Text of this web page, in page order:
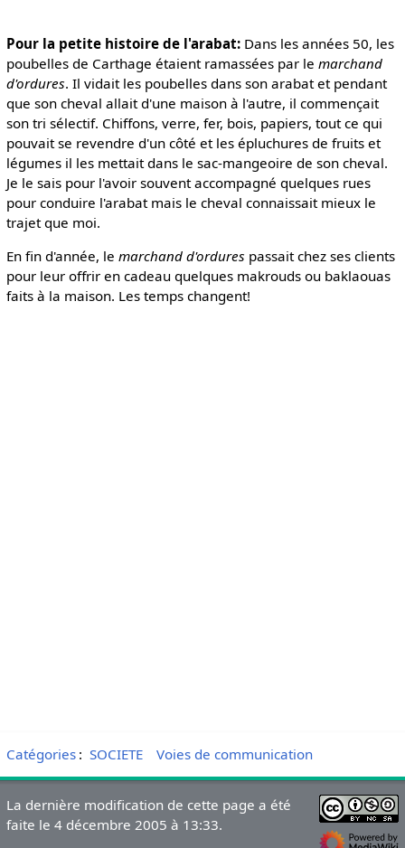
Pour la petite histoire de l'arabat:Dans les années 50, les
poubelles de Carthage étaient ramassées par le marchand
d'ordures. Il vidait les poubelles dans son arabat et pendant
que son cheval allait d'une maison à l'autre, il commençait
son tri sélectif. Chiffons, verre, fer, bois, papiers, tout ce qui
pouvait se revendre d'un côté et les épluchures de fruits et
légumes il les mettait dans le sac-mangeoire de son cheval.
Je le sais pour l'avoir souvent accompagné quelques rues
pour conduire l'arabat mais le cheval connaissait mieux le
trajet que moi.
En fin d'année, le marchand d'ordures passait chez ses clients
pour leur offrir en cadeau quelques makrouds ou baklaouas
faits à la maison. Les temps changent!
Catégories: SOCIETE Voies de communication
La dernière modification de cette page a été
faite le 4 décembre 2005 à 13:33.